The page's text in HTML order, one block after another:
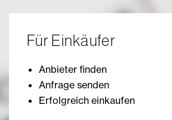
Für Einkäufer
Anbieter finden
Anfrage senden
Erfolgreich einkaufen